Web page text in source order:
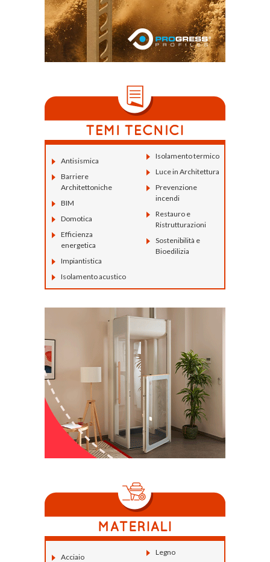
Antisismica
Barriere
Architettoniche
BIM
Domotica
Efficienza
energetica
Impiantistica
Isolamento acustico
Isolamento termico
Luce in Architettura
Prevenzione
incendi
Restauro e
Ristrutturazioni
Sostenibilità e
Bioedilizia
Acciaio
Legno